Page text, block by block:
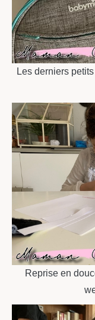
Les derniers
Reprise en